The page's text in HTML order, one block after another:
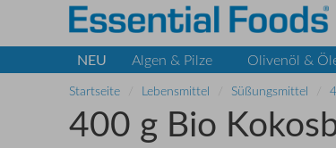
NEU Algen & Pilze Olivenöl &
Startseite Lebensmittel Süßungsmittel
400 g Bio